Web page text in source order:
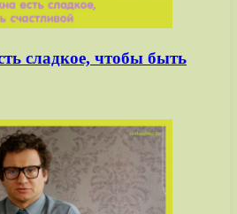
сладкое, чтобы быть